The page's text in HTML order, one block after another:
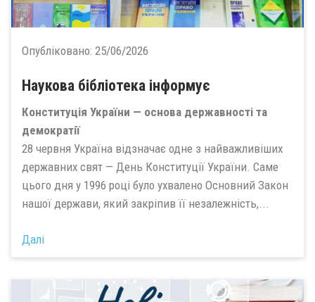
Опубліковано: 25/06/2026
Наукова бібліотека інформує
Конституція України — основа державності та
демократії
28 червня Україна відзначає одне з найважливіших
державних свят — День Конституції України. Саме
цього дня у 1996 році було ухвалено Основний Закон
нашої держави, який закріпив її незалежність,...
Далі